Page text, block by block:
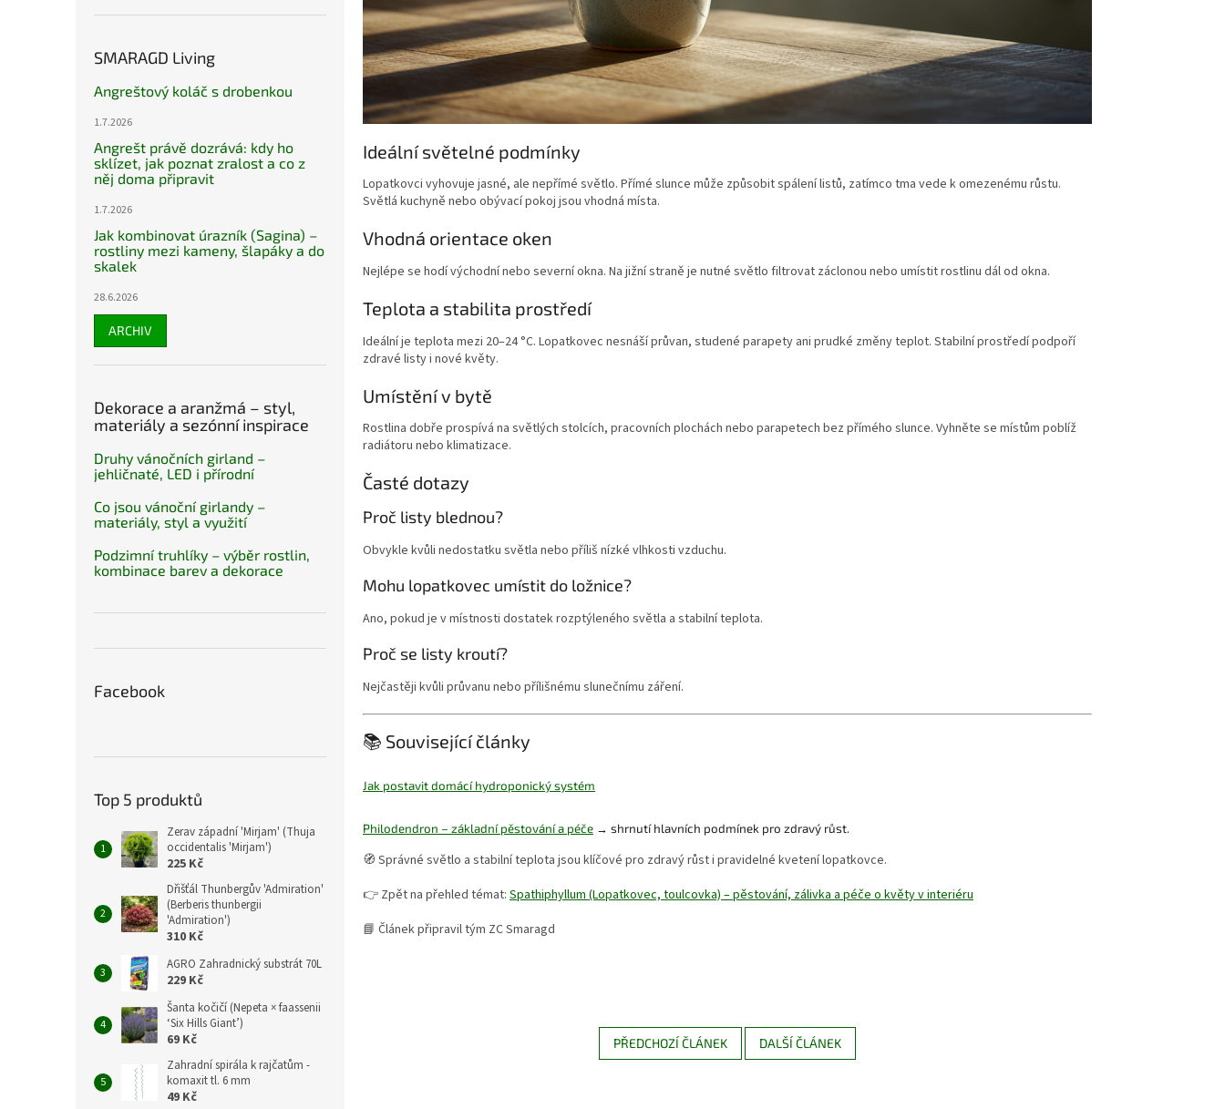
SMARAGD Living
Angreštový koláč s drobenkou
1.7.2026
Angrešt právě dozrává: kdy ho
sklízet, jak poznat zralost a co z
něj doma připravit
1.7.2026
Jak kombinovat úrazník (Sagina) –
rostliny mezi kameny, šlapáky a do
skalek
28.6.2026
ARCHIV
Dekorace a aranžmá – styl,
materiály a sezónní inspirace
Druhy vánočních girland –
jehličnaté, LED i přírodní
Co jsou vánoční girlandy –
materiály, styl a využití
Podzimní truhlíky – výběr rostlin,
kombinace barev a dekorace
Facebook
Top 5 produktů
Zerav západní 'Mirjam' (Thuja
occidentalis 'Mirjam')
225 Kč
Dřišťál Thunbergův 'Admiration'
(Berberis thunbergii
'Admiration')
310 Kč
AGRO Zahradnický substrát 70L
229 Kč
Šanta kočičí (Nepeta × faassenii
‘Six Hills Giant’)
69 Kč
Zahradní spirála k rajčatům -
komaxit tl. 6 mm
49 Kč
Ideální světelné podmínky
Lopatkovci vyhovuje jasné, ale nepřímé světlo. Přímé slunce může způsobit spálení listů, zatímco tma vede k omezenému růstu.
Světlá kuchyně nebo obývací pokoj jsou vhodná místa.
Vhodná orientace oken
Nejlépe se hodí východní nebo severní okna. Na jižní straně je nutné světlo filtrovat záclonou nebo umístit rostlinu dál od okna.
Teplota a stabilita prostředí
Ideální je teplota mezi 20–24 °C. Lopatkovec nesnáší průvan, studené parapety ani prudké změny teplot. Stabilní prostředí podpoří
zdravé listy i nové květy.
Umístění v bytě
Rostlina dobře prospívá na světlých stolcích, pracovních plochách nebo parapetech bez přímého slunce. Vyhněte se místům poblíž
radiátoru nebo klimatizace.
Časté dotazy
Proč listy blednou?
Obvykle kvůli nedostatku světla nebo příliš nízké vlhkosti vzduchu.
Mohu lopatkovec umístit do ložnice?
Ano, pokud je v místnosti dostatek rozptýleného světla a stabilní teplota.
Proč se listy kroutí?
Nejčastěji kvůli průvanu nebo přílišnému slunečnímu záření.
📚 Související články
Jak postavit domácí hydroponický systém
Philodendron – základní pěstování a péče → shrnutí hlavních podmínek pro zdravý růst.
🧭 Správné světlo a stabilní teplota jsou klíčové pro zdravý růst i pravidelné kvetení lopatkovce.
👉 Zpět na přehled témat: Spathiphyllum (Lopatkovec, toulcovka) – pěstování, zálivka a péče o květy v interiéru
📘 Článek připravil tým ZC Smaragd
PŘEDCHOZÍ ČLÁNEK DALŠÍ ČLÁNEK